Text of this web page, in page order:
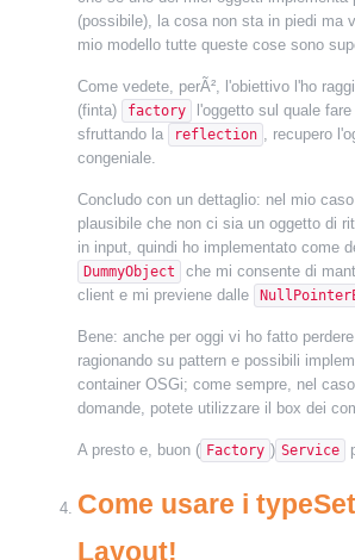
(possibile), la cosa non sta in piedi ma
mio modello tutte queste cose sono
Come vedete, perÃ², l'obiettivo l'ho
(finta)
factory
l'oggetto sul quale
sfruttando la
reflection , recupero
congeniale.
Concludo con un dettaglio: nel mio
plausibile che non ci sia un oggetto di
in input, quindi ho implementato come
DummyObject
che mi consente di
client e mi previene dalle
Bene: anche per oggi vi ho fatto
ragionando su pattern e possibili
container OSGi; come sempre, nel
domande, potete utilizzare il box dei
A presto e, buon ( Factory ) Service
Come usare i
Layout!